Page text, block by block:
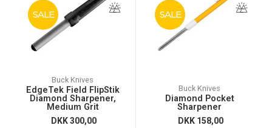
SALE
Buck Knives
EdgeTek Field FlipStik
Diamond Sharpener,
Medium Grit
DKK300,00
SALE
Buck Knives
Diamond Pocket
Sharpener
DKK 158,00